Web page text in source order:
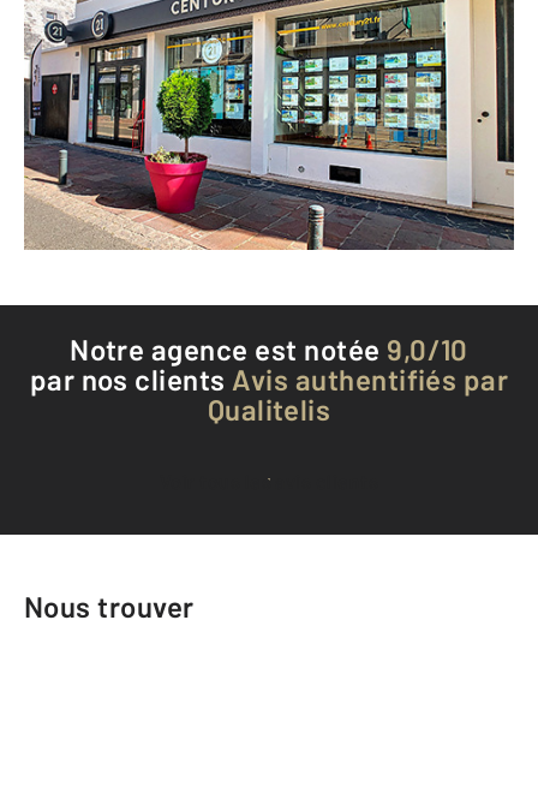
CENTURY 21 Osmose CB
22 rue Cappeville
GISORS - 27140
Envoyer un message
Téléphoner à l'agence
Notre agence est notée 9,0/10
par nos clients Avis authentifiés par
Qualitelis
Voir tous les avis clients
Nous trouver